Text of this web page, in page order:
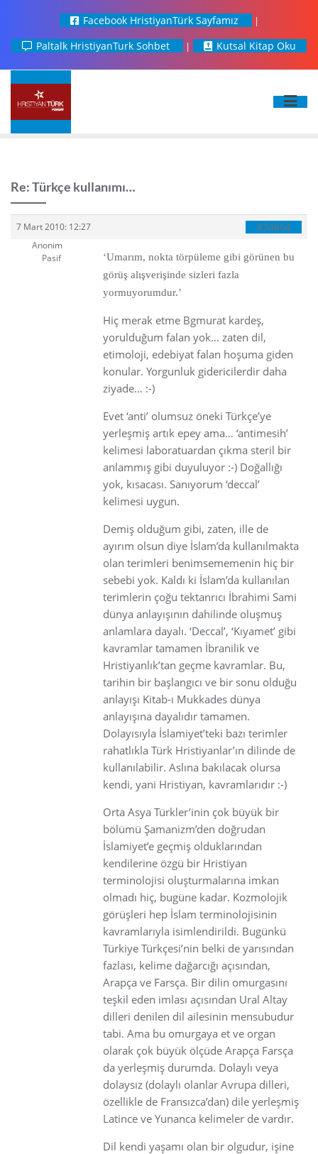
Facebook HristiyanTürk Sayfamız
Paltalk HristiyanTurk Sohbet
Kutsal Kitap Oku
Re: Türkçe kullanımı…
7 Mart 2010: 12:27 #34664
Anonim
Pasif
‘Umarım, nokta törpüleme gibi görünen bu
görüş alışverişinde sizleri fazla
yormuyorumdur.’
Hiç merak etme Bgmurat kardeş,
yorulduğum falan yok… zaten dil,
etimoloji, edebiyat falan hoşuma giden
konular. Yorgunluk gidericilerdir daha
ziyade… :-)
Evet ‘anti’ olumsuz öneki Türkçe’ye
yerleşmiş artık epey ama… ‘antimesih’
kelimesi laboratuardan çıkma steril bir
anlammış gibi duyuluyor :-) Doğallığı
yok, kısacası. Sanıyorum ‘deccal’
kelimesi uygun.
Demiş olduğum gibi, zaten, ille de
ayırım olsun diye İslam’da kullanılmakta
olan terimleri benimsememenin hiç bir
sebebi yok. Kaldı ki İslam’da kullanılan
terimlerin çoğu tektanrıcı İbrahimi Sami
dünya anlayışının dahilinde oluşmuş
anlamlara dayalı. ‘Deccal’, ‘Kıyamet’ gibi
kavramlar tamamen İbranilik ve
Hristiyanlık’tan geçme kavramlar. Bu,
tarihin bir başlangıcı ve bir sonu olduğu
anlayışı Kitab-ı Mukkades dünya
anlayışına dayalıdır tamamen.
Dolayısıyla İslamiyet’teki bazı terimler
rahatlıkla Türk Hristiyanlar’ın dilinde de
kullanılabilir. Aslına bakılacak olursa
kendi, yani Hristiyan, kavramlarıdır :-)
Orta Asya Türkler’inin çok büyük bir
bölümü Şamanizm’den doğrudan
İslamiyet’e geçmiş olduklarından
kendilerine özgü bir Hristiyan
terminolojisi oluşturmalarına imkan
olmadı hiç, bugüne kadar. Kozmolojik
görüşleri hep İslam terminolojisinin
kavramlarıyla isimlendirildi. Bugünkü
Türkiye Türkçesi’nin belki de yarısından
fazlası, kelime dağarcığı açısından,
Arapça ve Farsça. Bir dilin omurgasını
teşkil eden imlası açısından Ural Altay
dilleri denilen dil ailesinin mensubudur
tabi. Ama bu omurgaya et ve organ
olarak çok büyük ölçüde Arapça Farsça
da yerleşmiş durumda. Dolaylı veya
dolaysız (dolaylı olanlar Avrupa dilleri,
özellikle de Fransızca’dan) dile yerleşmiş
Latince ve Yunanca kelimeler de vardır.
Dil kendi yaşamı olan bir olgudur, işine